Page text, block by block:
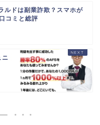
ルドは副業詐欺？スマホが
コミと総評
ニ